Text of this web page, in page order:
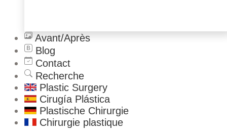
Avant/Après
Blog
Contact
Recherche
Plastic Surgery
Cirugía Plástica
Plastische Chirurgie
Chirurgie plastique